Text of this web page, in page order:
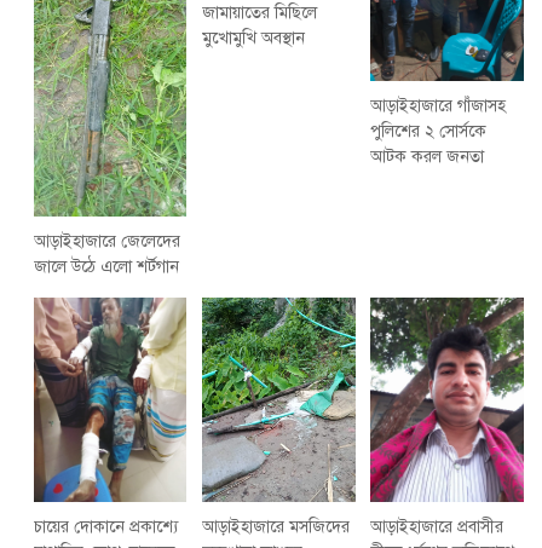
আড়াইহাজারে জেলেদের
জালে উঠে এলো শর্টগান
জামায়াতের মিছিলে
মুখোমুখি অবস্থান
আড়াইহাজারে গাঁজাসহ
পুলিশের ২ সোর্সকে
আটক করল জনতা
চায়ের দোকানে প্রকাশ্যে
আড়াইহাজারে মস‌জি‌দের
আড়াইহাজারে প্রবাসীর